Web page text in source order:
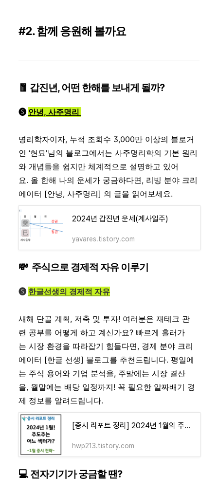
#2. 함께 응원해 볼까요
🧧 갑진년, 어떤 한해를 보내게 될까?
🅢 안녕, 사주명리
명리학자이자, 누적 조회수 3,000만 이상의 블로거
인 ‘현묘'님의 블로그에서는 사주명리학의 기본 원리
와 개념들을 쉽지만 체계적으로 설명하고 있어
요. 올 한해 나의 운세가 궁금하다면, 리빙 분야 크리
에이터 [안녕, 사주명리] 의 글을 읽어보세요.
2024년 갑진년 운세(계사일주)
yavares.tistory.com
💸주식으로 경제적 자유 이루기
🅢 한글선생의 경제적 자유
새해 단골 계획, 저축 및 투자! 여러분은 재테크 관
련 공부를 어떻게 하고 계신가요? 빠르게 흘러가
는 시장 환경을 따라잡기 힘들다면, 경제 분야 크리
에이터 [한글 선생] 블로그를 추천드립니다. 평일에
는 주식 용어와 기업 분석을, 주말에는 시장 결산
을, 월말에는 배당 일정까지! 꼭 필요한 알짜배기 경
제 정보를 알려드립니다.
[증시 리포트 정리] 2024년 1월의 주도주는 누가 될까?(하나증권 리포트 '누가 왕이 될 상인가')
hwp213.tistory.com
💻 전자기기가 궁금할 땐?